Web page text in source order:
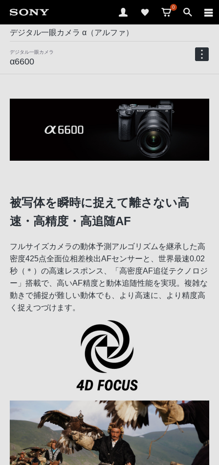
0
デジタル一眼カメラ α（アルファ）
デジタル一眼カメラ
α6600
被写体を瞬時に捉えて離さない高
速・高精度・高追随AF
フルサイズカメラの動体予測アルゴリズムを継承した高
密度425点全面位相差検出AFセンサーと、世界最速0.02
秒（＊）の高速レスポンス、「高密度AF追従テクノロジ
ー」搭載で、高いAF精度と動体追随性能を実現。複雑な
動きで捕捉が難しい動体でも、より高速に、より精度高
く捉えつづけます。